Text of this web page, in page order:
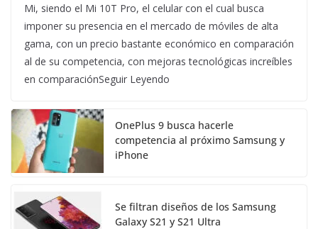
Mi, siendo el Mi 10T Pro, el celular con el cual busca
imponer su presencia en el mercado de móviles de alta
gama, con un precio bastante económico en comparación
al de su competencia, con mejoras tecnológicas increíbles
en comparaciónSeguir Leyendo
OnePlus 9 busca hacerle
competencia al próximo Samsung y
iPhone
Se filtran diseños de los Samsung
Galaxy S21 y S21 Ultra